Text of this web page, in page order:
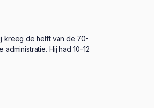
kreeg de helft van de 70-
Hij had 10–12